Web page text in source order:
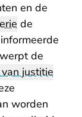
en de
de
de
justitie
worden